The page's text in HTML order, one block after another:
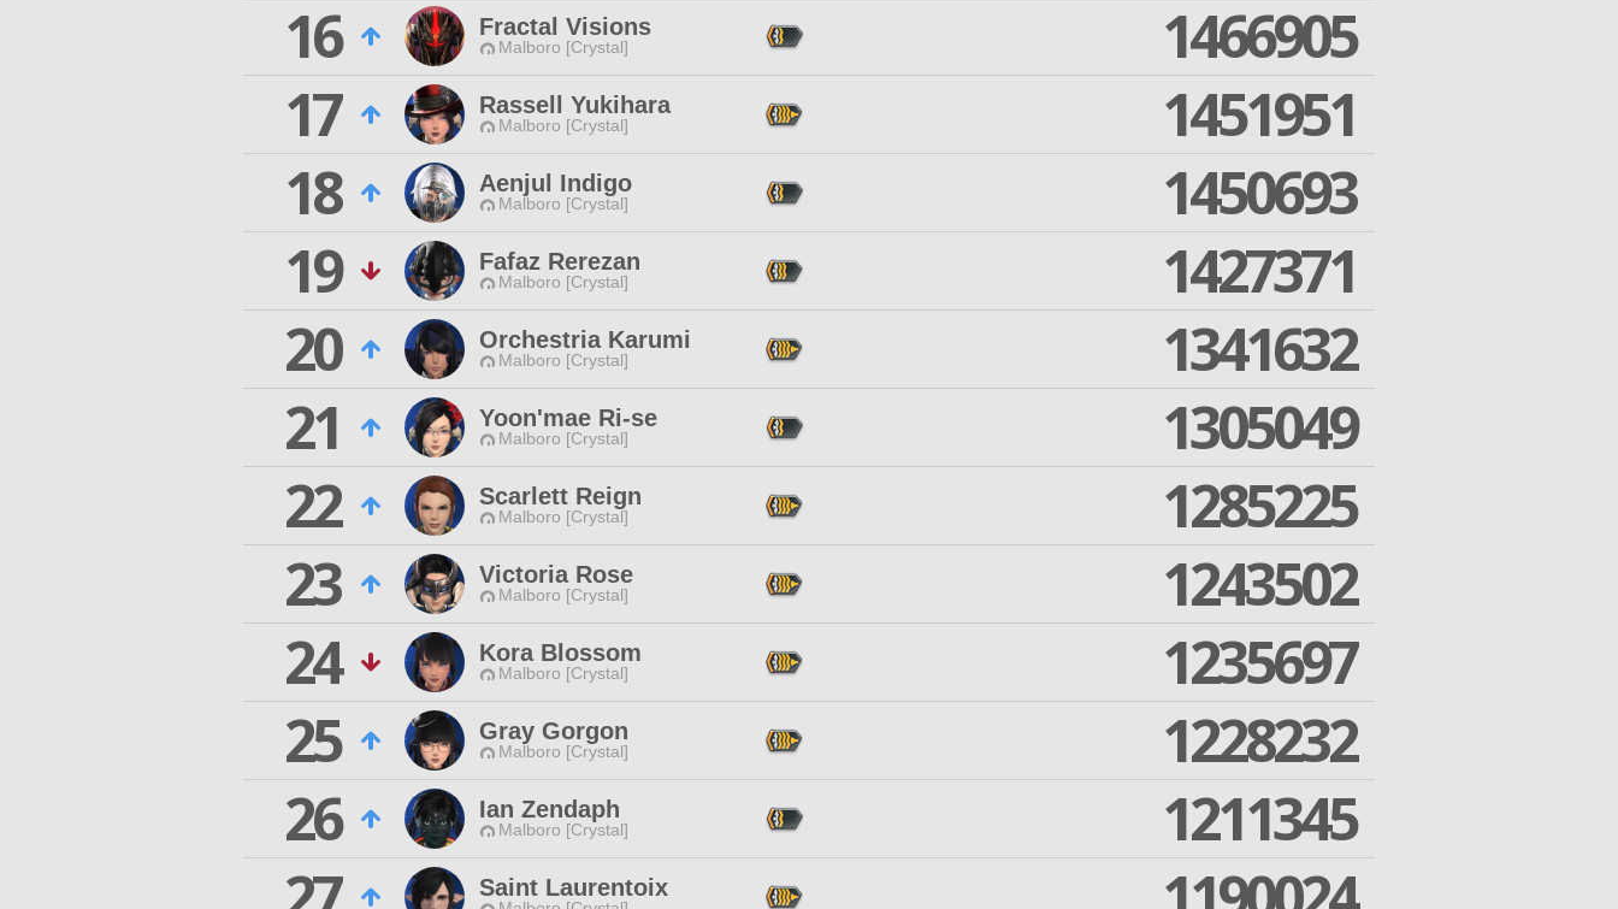
16
Fractal Visions
Malboro [Crystal]
1466905
17
Rassell Yukihara
Malboro [Crystal]
1451951
18
Aenjul Indigo
Malboro [Crystal]
1450693
19
Fafaz Rerezan
Malboro [Crystal]
1427371
20
Orchestria Karumi
Malboro [Crystal]
1341632
21
Yoon'mae Ri-se
Malboro [Crystal]
1305049
22
Scarlett Reign
Malboro [Crystal]
1285225
23
Victoria Rose
Malboro [Crystal]
1243502
24
Kora Blossom
Malboro [Crystal]
1235697
25
Gray Gorgon
Malboro [Crystal]
1228232
26
Ian Zendaph
Malboro [Crystal]
1211345
Saint Laurentoix